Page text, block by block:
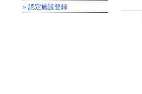
» 認定施設登録